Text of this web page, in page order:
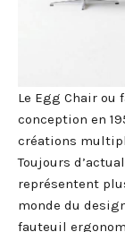
Le Egg Chair
conception en
créations
Toujours
représentent
monde du
fauteuil